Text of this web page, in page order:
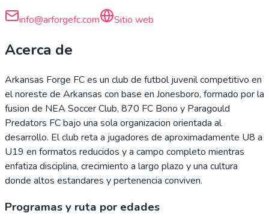
info@arforgefc.com Sitio web
Acerca de
Arkansas Forge FC es un club de futbol juvenil competitivo en
el noreste de Arkansas con base en Jonesboro, formado por la
fusion de NEA Soccer Club, 870 FC Bono y Paragould
Predators FC bajo una sola organizacion orientada al
desarrollo. El club reta a jugadores de aproximadamente U8 a
U19 en formatos reducidos y a campo completo mientras
enfatiza disciplina, crecimiento a largo plazo y una cultura
donde altos estandares y pertenencia conviven.
Programas y ruta por edades